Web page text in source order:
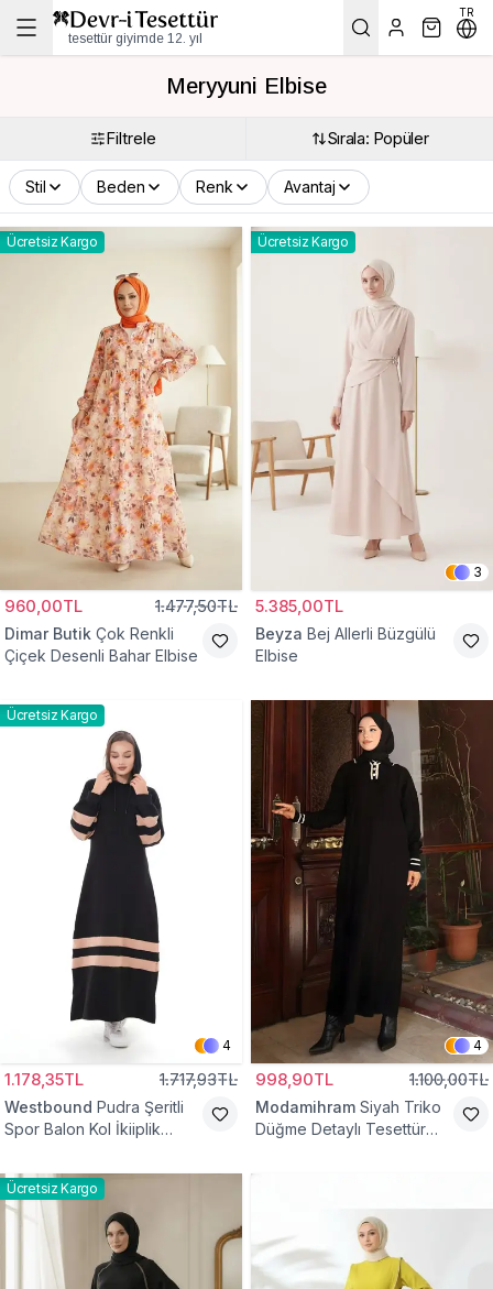
tesettür giyimde 12. yıl
TR
Meryyuni Elbise
Filtrele Sırala: Popüler
Stil Beden Renk Avantaj
Ücretsiz Kargo
960,00TL 1.477,50TL
Dimar Butik Çok Renkli
Çiçek Desenli Bahar Elbise
Ücretsiz Kargo
3
5.385,00TL
Beyza Bej Allerli Büzgülü
Elbise
Ücretsiz Kargo
4
1.178,35TL 1.717,93TL
Westbound Pudra Şeritli
Spor Balon Kol İkiiplik
4
998,90TL 1.100,00TL
Modamihram Siyah Triko
Düğme Detaylı Tesettür
Ücretsiz Kargo